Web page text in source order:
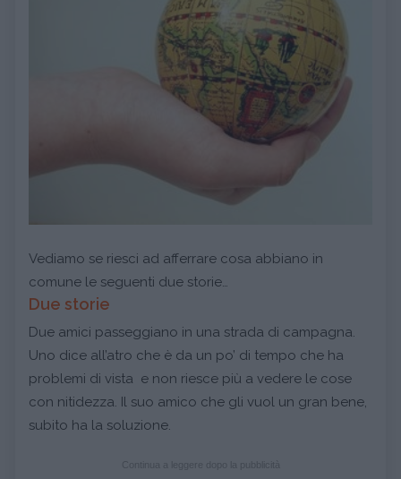
Vediamo se riesci ad afferrare cosa abbiano in
comune le seguenti due storie…
Due storie
Due amici passeggiano in una strada di campagna.
Uno dice all’atro che è da un po’ di tempo che ha
problemi di vista e non riesce più a vedere le cose
con nitidezza. Il suo amico che gli vuol un gran bene,
subito ha la soluzione.